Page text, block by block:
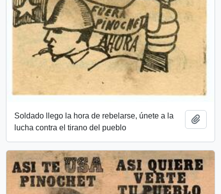
Soldado llego la hora de rebelarse, únete a la
lucha contra el tirano del pueblo